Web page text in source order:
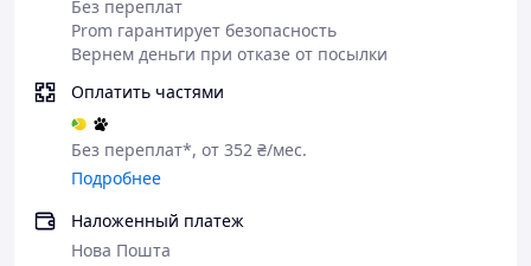
Кол-во
подшипников
13
Фрикцион
Передаточное
отношение
Сезон
Без переплат
Prom гарантирует безопасность
Вернем деньги при отказе от посылки
Оплатить частями
Без переплат*, от 352 ₴/мес.
Подробнее
Наложенный платеж
Нова Пошта